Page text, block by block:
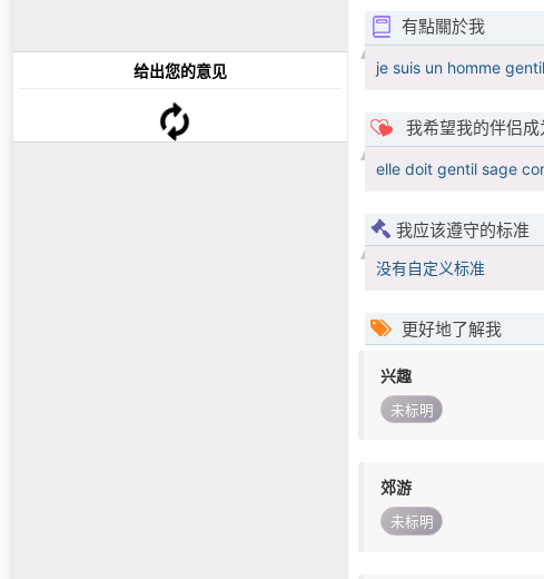
给出您的意见
有點關於我
je suis un homme
我希望我的伴侣成
elle doit gentil sage
我应该遵守的标准
没有自定义标准
更好地了解我
兴趣
未标明
郊游
未标明